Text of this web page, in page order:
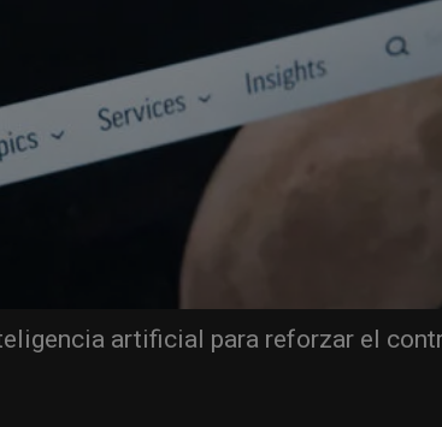
artificial para reforzar el